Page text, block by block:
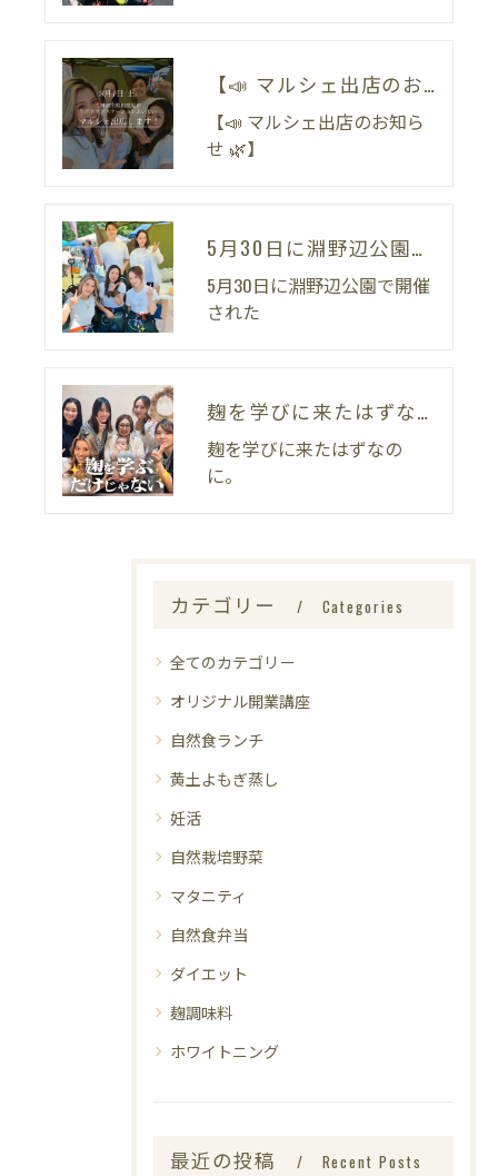
【📣 マルシェ出店のお知らせ 🌿】
【📣 マルシェ出店のお知ら
せ 🌿】
5月30日に淵野辺公園で開催された
5月30日に淵野辺公園で開催
された
麹を学びに来たはずなのに。
麹を学びに来たはずなの
に。
カテゴリー Categories
全てのカテゴリー
オリジナル開業講座
自然食ランチ
黄土よもぎ蒸し
妊活
自然栽培野菜
マタニティ
自然食弁当
ダイエット
麹調味料
ホワイトニング
最近の投稿 Recent Posts